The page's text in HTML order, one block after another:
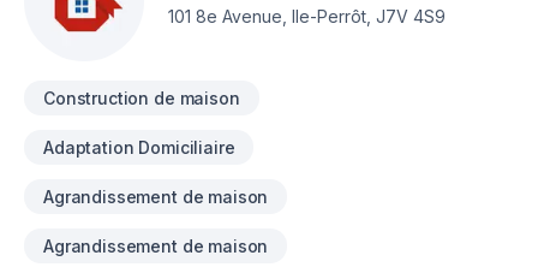
101 8e Avenue, Ile-Perrôt, J7V 4S9
Construction de maison
Adaptation Domiciliaire
Agrandissement de maison
Agrandissement de maison